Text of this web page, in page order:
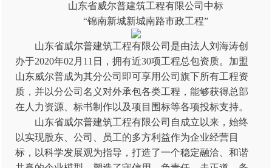
山东省威尔普建筑工程有限公司中标
“锦南新城新城南路市政工程”
山东省威尔普建筑工程有限公司是由法人刘海涛创
办于2020年02月11日，拥有近30项工程总包资质。加盟
山东威尔普成为其分公司即可享用公司旗下所有工程资
质，并以分公司名义对外承包各类工程，能够获得总部
在人力资源、标书制作以及项目围标等各项投标支持。
山东省威尔普建筑工程有限公司自成立以来，始终
以实现股东、公司、员工的多方利益作为企业经营目
标，以科学发展观为指导，打造了一个稳定融洽、和谐